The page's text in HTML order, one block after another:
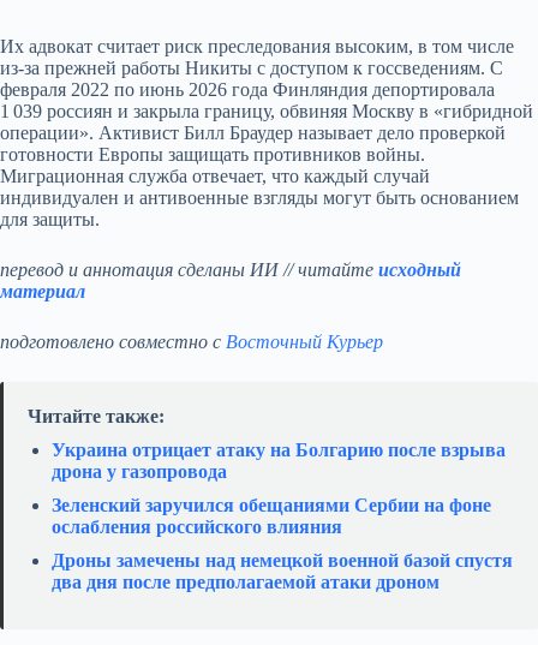
Их адвокат считает риск преследования высоким, в том числе
из‑за прежней работы Никиты с доступом к госсведениям. С
февраля 2022 по июнь 2026 года Финляндия депортировала
1 039 россиян и закрыла границу, обвиняя Москву в «гибридной
операции». Активист Билл Браудер называет дело проверкой
готовности Европы защищать противников войны.
Миграционная служба отвечает, что каждый случай
индивидуален и антивоенные взгляды могут быть основанием
для защиты.
перевод и аннотация сделаны ИИ // читайте исходный
материал
подготовлено совместно с Восточный Курьер
Читайте также:
Украина отрицает атаку на Болгарию после взрыва
дрона у газопровода
Зеленский заручился обещаниями Сербии на фоне
ослабления российского влияния
Дроны замечены над немецкой военной базой спустя
два дня после предполагаемой атаки дроном